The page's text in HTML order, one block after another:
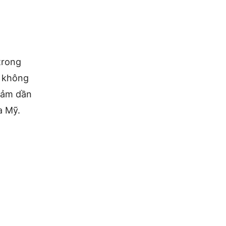
dần
Mỹ.